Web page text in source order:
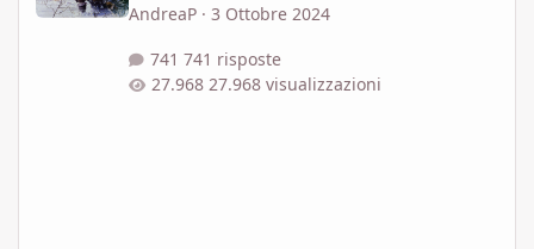
AndreaP· 3 Ottobre 2024
741 risposte
27.968 visualizzazioni